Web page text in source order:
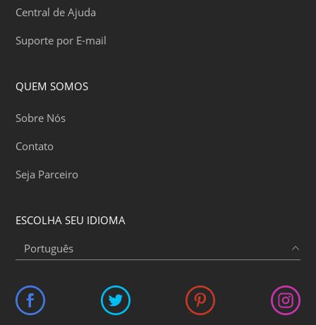
Central de Ajuda
Suporte por E-mail
QUEM SOMOS
Sobre Nós
Contato
Seja Parceiro
ESCOLHA SEU IDIOMA